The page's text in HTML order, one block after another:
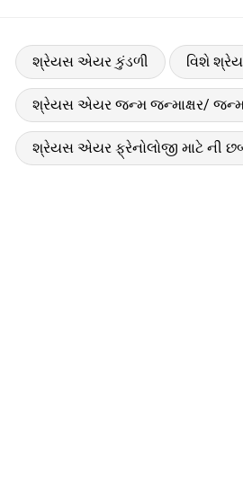
શ્રેયસ એયર કુંડળી વિશે
શ્રેયસ એયર જન્મ જન્માક્ષર/ જન્મ
શ્રેયસ એયર ફ્રેનોલોજી માટે ની